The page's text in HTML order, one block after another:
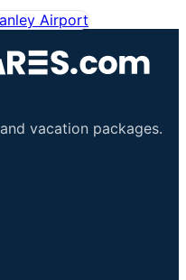
Airport
vacation packages.